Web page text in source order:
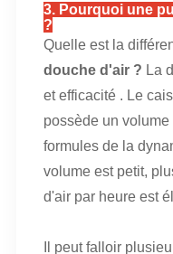
3. Pourquoi une
?
Quelle est la
douche d'air ? La
etefficacité . Le
possède un
formules de la
volume est petit,
d'air par heure est
Il peut falloir